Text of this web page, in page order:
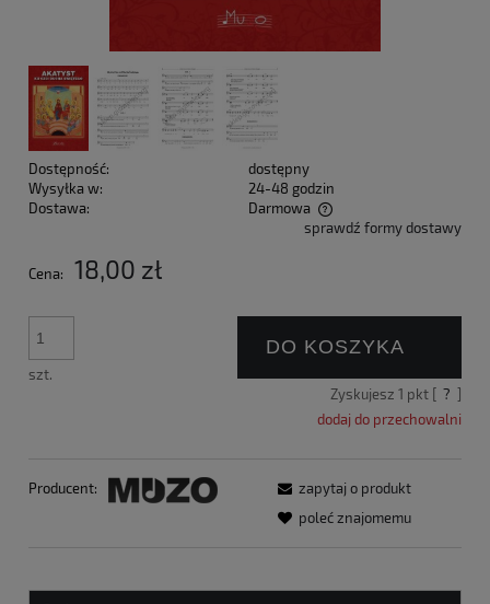
Dostępność:
dostępny
Wysyłka w:
24-48 godzin
Dostawa:
Darmowa
Cena nie zawiera ewentualnych kosztów płatnościsprawdź formy dostawy
Cena: 18,00 zł
szt.
DO KOSZYKA
Zyskujesz 1 pkt [ ? ]
dodaj do przechowalni
Producent:
zapytaj o produkt
poleć znajomemu